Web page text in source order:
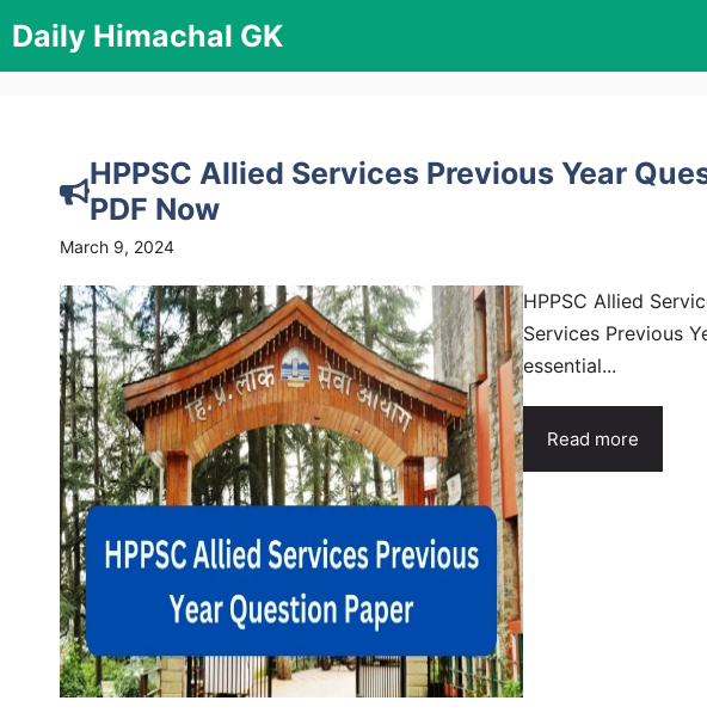
to
content
Daily Himachal GK
HPPSC Allied Services Previous Year
PDF Now
March 9, 2024
HPPSC Allied
Services Previous
essential...
Read more